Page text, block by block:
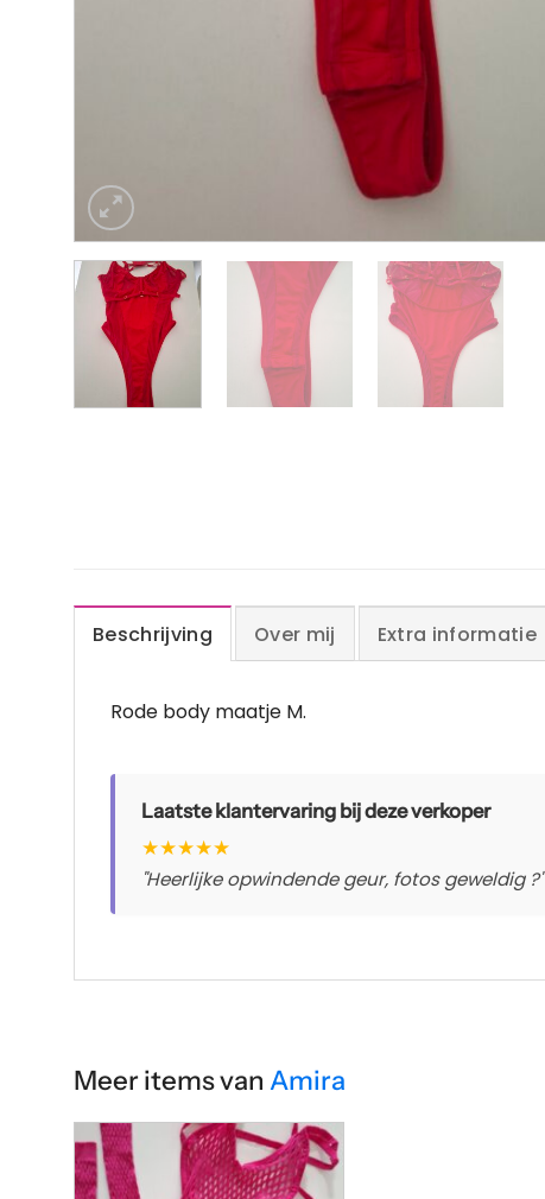
Beschrijving Over mij Extra informatie
Rode body maatje M.
Laatste klantervaring bij deze verkoper
★★★★★
"Heerlijke opwindende geur, fotos geweldig ?"
Meer items van Amira